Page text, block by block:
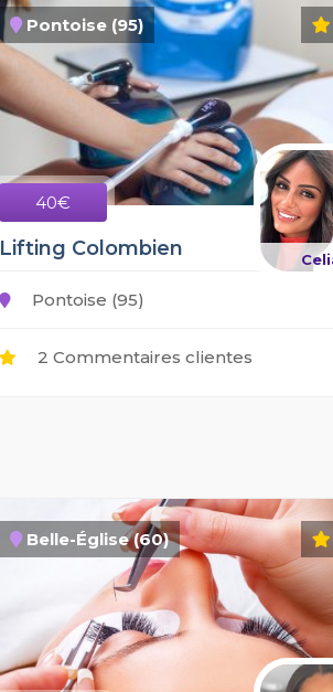
Pontoise (95)
40€
Lifting Colombien
Pontoise (95)
2 Commentaires clientes
Belle-Église (60)